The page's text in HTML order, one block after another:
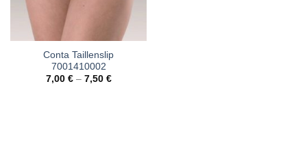
Conta Taillenslip
7001410002
7,00 €– 7,50 €